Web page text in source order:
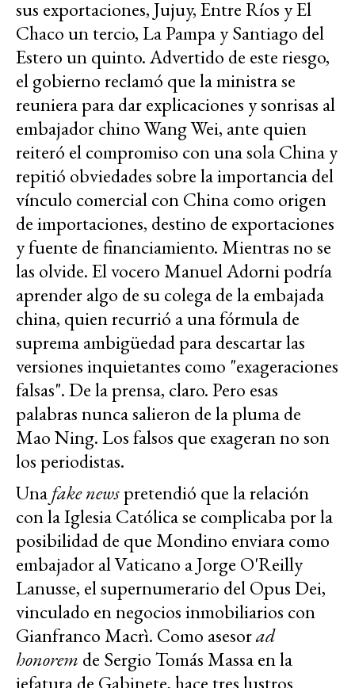
sus exportaciones, Jujuy, Entre Ríos y El
Chaco un tercio, La Pampa y Santiago del
Estero un quinto. Advertido de este riesgo,
el gobierno reclamó que la ministra se
reuniera para dar explicaciones y sonrisas al
embajador chino Wang Wei, ante quien
reiteró el compromiso con una sola China y
repitió obviedades sobre la importancia del
vínculo comercial con China como origen
de importaciones, destino de exportaciones
y fuente de financiamiento. Mientras no se
las olvide. El vocero Manuel Adorni podría
aprender algo de su colega de la embajada
china, quien recurrió a una fórmula de
suprema ambigüedad para descartar las
versiones inquietantes como "exageraciones
falsas". De la prensa, claro. Pero esas
palabras nunca salieron de la pluma de
Mao Ning. Los falsos que exageran no son
los periodistas.
Unafake newspretendió que la relación
con la Iglesia Católica se complicaba por la
posibilidad de que Mondino enviara como
embajador al Vaticano a Jorge O'Reilly
Lanusse, el supernumerario del Opus Dei,
vinculado en negocios inmobiliarios con
Gianfranco Macrì. Como asesorad
honorem de Sergio Tomás Massa en la